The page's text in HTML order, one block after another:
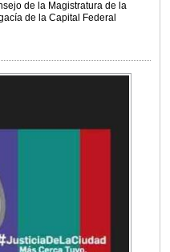
de la Magistratura de la
de la Capital Federal